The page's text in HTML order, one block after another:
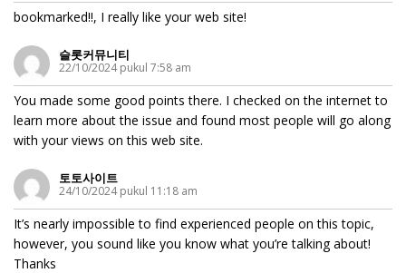
bookmarked!!, I really like your web site!
슬롯커뮤니티
22/10/2024 pukul 7:58 am
You made some good points there. I checked on the internet to
learn more about the issue and found most people will go along
with your views on this web site.
토토사이트
24/10/2024 pukul 11:18 am
It’s nearly impossible to find experienced people on this topic,
however, you sound like you know what you’re talking about!
Thanks